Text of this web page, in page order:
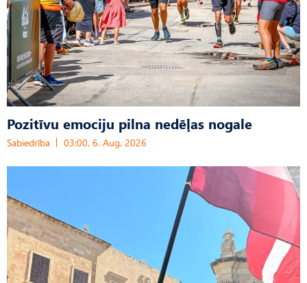
Pozitīvu emociju pilna nedēļas nogale
Sabiedrība 03:00, 6. Aug, 2026